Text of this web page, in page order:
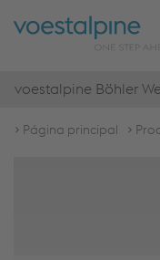
voestalpine Böhler
Página principal